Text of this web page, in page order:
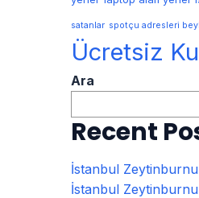
satanlar spotçu adresleri
Ücretsiz
Ara
Recent
İstanbul
İstanbul